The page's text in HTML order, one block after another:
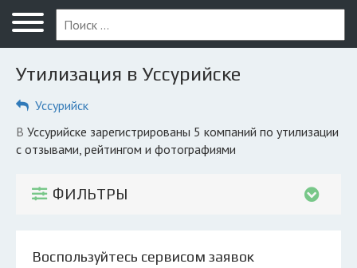
Меню
Главная
Вопрос юристу
Уссурийск
Экоблог
Личный кабинет
Утилизация в Уссурийске
Уссурийск
в Уссурийске зарегистрированы 5 компаний по утилизации
с отзывами, рейтингом и фотографиями
ФИЛЬТРЫ
Воспользуйтесь сервисом заявок